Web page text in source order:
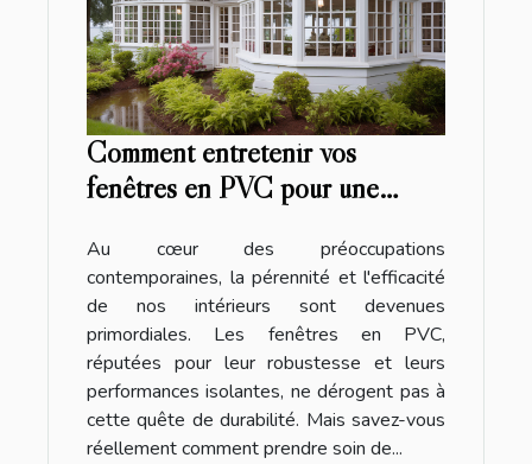
Comment entretenir vos
fenêtres en PVC pour une
Au cœur des préoccupations
contemporaines, la pérennité et l'efficacité
de nos intérieurs sont devenues
primordiales. Les fenêtres en PVC,
réputées pour leur robustesse et leurs
performances isolantes, ne dérogent pas à
cette quête de durabilité. Mais savez-vous
réellement comment prendre soin de...